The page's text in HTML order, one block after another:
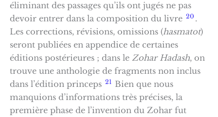
éliminant des passages qu’ils ont jugés ne pas
devoir entrer dans la composition du livre 20 .
Les corrections, révisions, omissions (hasmatot)
seront publiées en appendice de certaines
éditions postérieures ; dans le Zohar Hadash, on
trouve une anthologie de fragments non inclus
dans l’édition princeps 21 Bien que nous
manquions d’informations très précises, la
première phase de l’invention du Zohar fut